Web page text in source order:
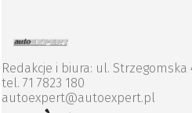
Redakcje i biura: ul. Strzegomska
tel. 71 7823 180
autoexpert@autoexpert.pl